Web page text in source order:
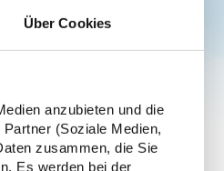
Über Cookies
anzubieten und die
(Soziale Medien,
zusammen, die Sie
Es werden bei der
herunterladen: